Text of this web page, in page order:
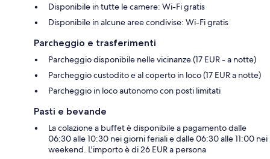
Disponibile in tutte le camere: Wi-Fi gratis
Disponibile in alcune aree condivise: Wi-Fi gratis
Parcheggio e trasferimenti
Parcheggio disponibile nelle vicinanze (17 EUR - a notte)
Parcheggio custodito e al coperto in loco (17 EUR a notte)
Parcheggio in loco autonomo con posti limitati
Pasti e bevande
La colazione a buffet è disponibile a pagamento dalle
06:30 alle 10:30 nei giorni feriali e dalle 06:30 alle 11:00 nei
weekend. L'importo è di 26 EUR a persona